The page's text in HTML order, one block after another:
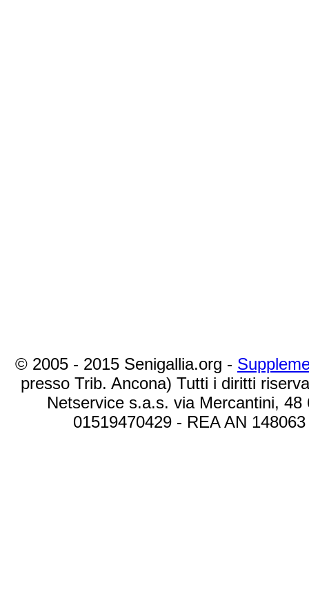
© 2005 - 2015 Senigallia.org -
presso Trib. Ancona) Tutti i diritti
Netservice s.a.s. via Mercantini,
01519470429 - REA AN